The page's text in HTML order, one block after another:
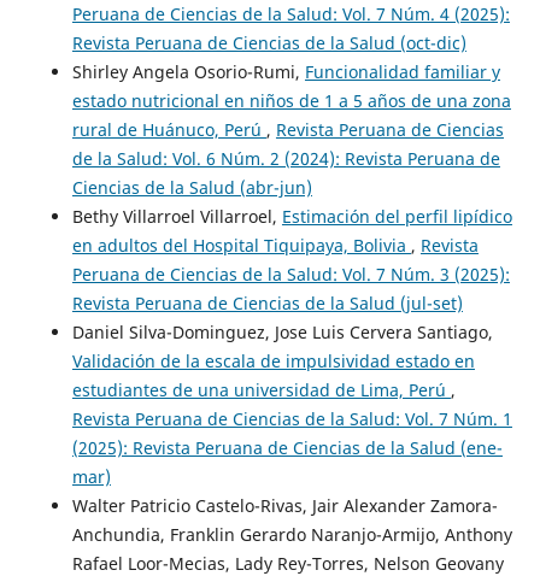
Peruana de Ciencias de la Salud: Vol. 7 Núm. 4 (2025):
Revista Peruana de Ciencias de la Salud (oct-dic)
Shirley Angela Osorio-Rumi, Funcionalidad familiar y
estado nutricional en niños de 1 a 5 años de una zona
rural de Huánuco, Perú , Revista Peruana de Ciencias
de la Salud: Vol. 6 Núm. 2 (2024): Revista Peruana de
Ciencias de la Salud (abr-jun)
Bethy Villarroel Villarroel, Estimación del perfil lipídico
en adultos del Hospital Tiquipaya, Bolivia , Revista
Peruana de Ciencias de la Salud: Vol. 7 Núm. 3 (2025):
Revista Peruana de Ciencias de la Salud (jul-set)
Daniel Silva-Dominguez, Jose Luis Cervera Santiago,
Validación de la escala de impulsividad estado en
estudiantes de una universidad de Lima, Perú ,
Revista Peruana de Ciencias de la Salud: Vol. 7 Núm. 1
(2025): Revista Peruana de Ciencias de la Salud (ene-
mar)
Walter Patricio Castelo-Rivas, Jair Alexander Zamora-
Anchundia, Franklin Gerardo Naranjo-Armijo, Anthony
Rafael Loor-Mecias, Lady Rey-Torres, Nelson Geovany